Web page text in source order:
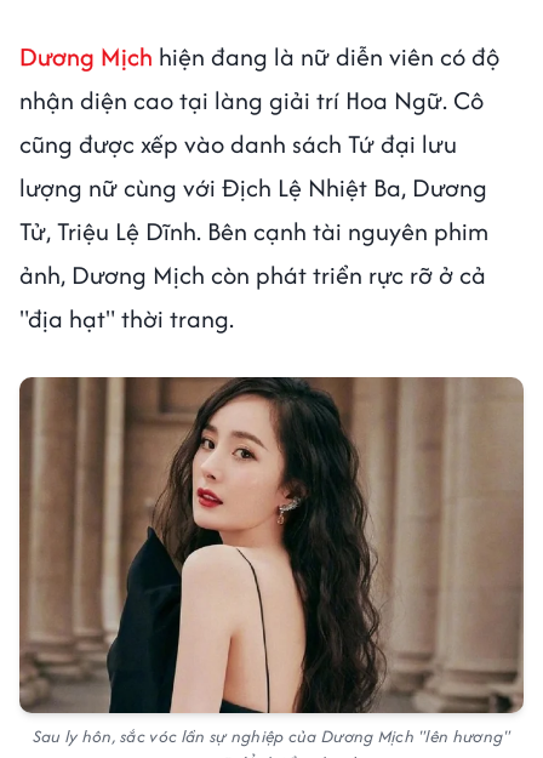
Dương Mịch hiện đang là nữ diễn viên có độ
nhận diện cao tại làng giải trí Hoa Ngữ. Cô
cũng được xếp vào danh sách Tứ đại lưu
lượng nữ cùng với Địch Lệ Nhiệt Ba, Dương
Tử, Triệu Lệ Dĩnh. Bên cạnh tài nguyên phim
ảnh, Dương Mịch còn phát triển rực rỡ ở cả
"địa hạt" thời trang.
Sau ly hôn, sắc vóc lần sự nghiệp của Dương Mịch "lên hương"